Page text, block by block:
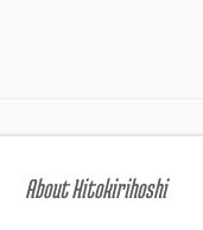
About Hitokirihoshi